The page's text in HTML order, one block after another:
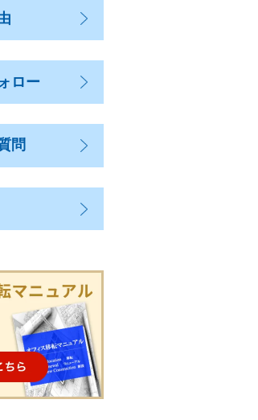
ロー
問